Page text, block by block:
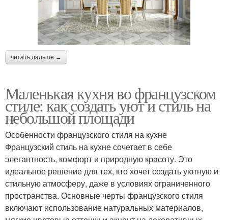
читать дальше →
Маленькая кухня во французском
стиле: как создать уют и стиль на
небольшой площади
Особенности французского стиля на кухне
Французский стиль на кухне сочетает в себе
элегантность, комфорт и природную красоту. Это
идеальное решение для тех, кто хочет создать уютную и
стильную атмосферу, даже в условиях ограниченного
пространства. Основные черты французского стиля
включают использование натуральных материалов,